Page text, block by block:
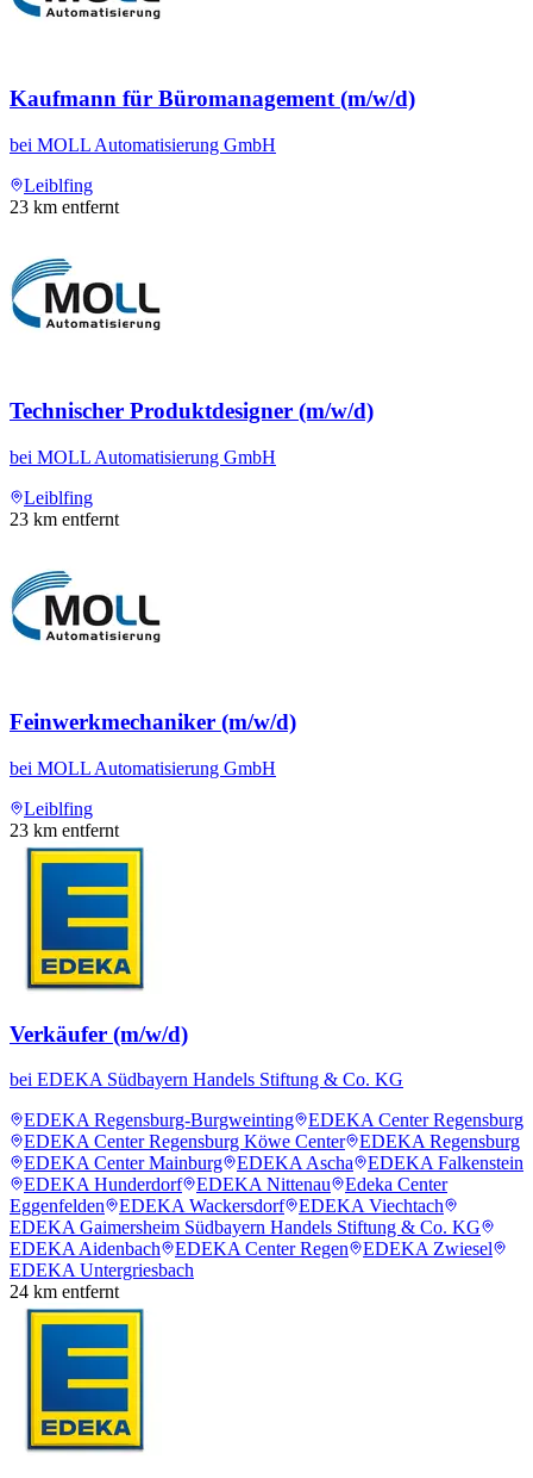
Kaufmann für Büromanagement (m/w/d)
bei MOLL Automatisierung GmbH
Leiblfing
23 km entfernt
Technischer Produktdesigner (m/w/d)
bei MOLL Automatisierung GmbH
Leiblfing
23 km entfernt
Feinwerkmechaniker (m/w/d)
bei MOLL Automatisierung GmbH
Leiblfing
23 km entfernt
Verkäufer (m/w/d)
bei EDEKA Südbayern Handels Stiftung & Co. KG
EDEKA Regensburg-Burgweinting
EDEKA Center Regensburg
EDEKA Center Regensburg Köwe Center
EDEKA Regensburg
EDEKA Center Mainburg
EDEKA Ascha
EDEKA Falkenstein
EDEKA Hunderdorf
EDEKA Nittenau
Edeka Center
Eggenfelden
EDEKA Wackersdorf
EDEKA Viechtach
EDEKA Gaimersheim Südbayern Handels Stiftung & Co. KG
EDEKA Aidenbach
EDEKA Center Regen
EDEKA Zwiesel
EDEKA Untergriesbach
24 km entfernt